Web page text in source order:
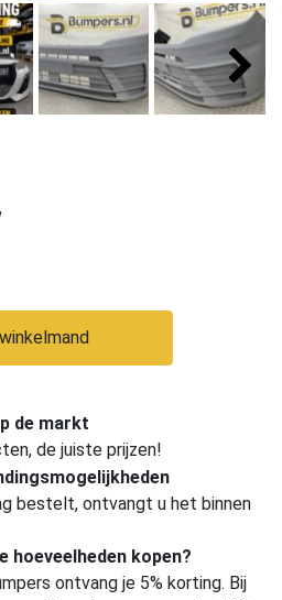
de markt
de juiste prijzen!
bestelt, ontvangt u het binnen
hoeveelheden kopen?
ontvang je 5% korting. Bij